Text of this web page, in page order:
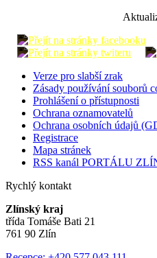
Verze pro slabší zrak
Zásady používání souborů
Prohlášení o přístupnosti
Ochrana oznamovatelů
Ochrana osobních údajů
Registrace
Mapa stránek
RSS kanál PORTÁLU
Rychlý kontakt
Zlínský kraj
třída Tomáše Bati 21
761 90 Zlín